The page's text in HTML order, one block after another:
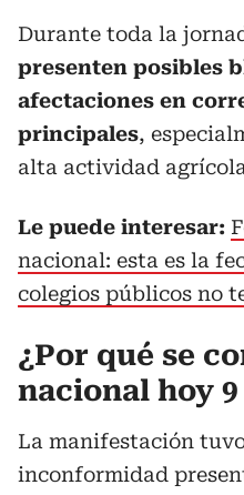
Durante toda la
presenten posibles
afectaciones en
principales,
alta actividad
Le puede interesar:
nacional: esta es la
colegios públicos no
¿Por qué se
nacional hoy
La manifestación
inconformidad